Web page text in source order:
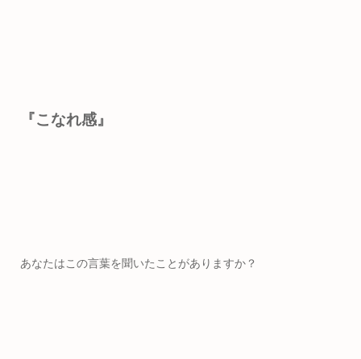
『こなれ感』
あなたはこの言葉を聞いたことがありますか？